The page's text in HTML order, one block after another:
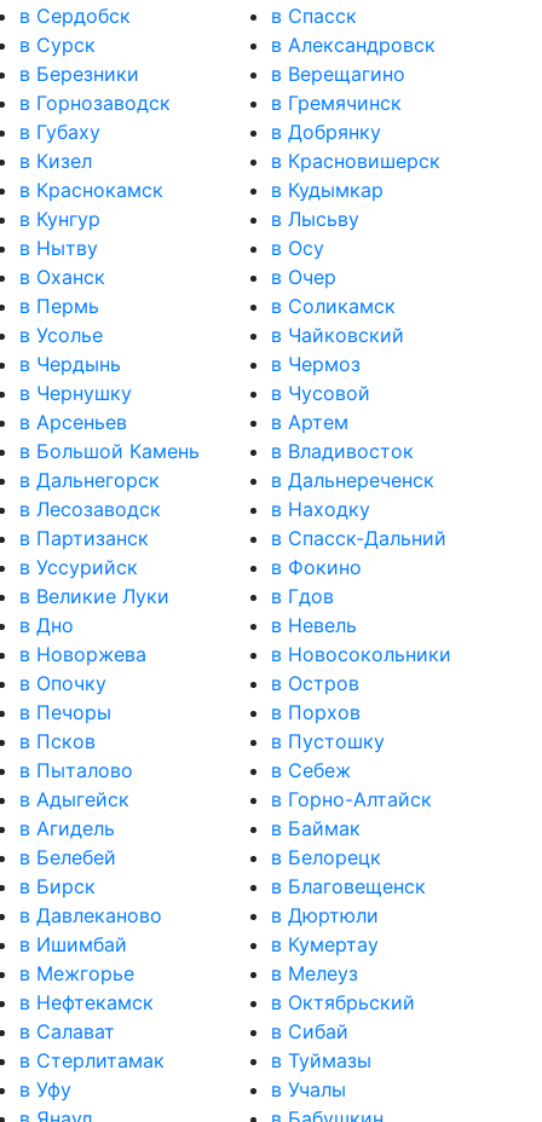
в Сердобск
в Спасск
в Сурск
в Александровск
в Березники
в Верещагино
в Горнозаводск
в Гремячинск
в Губаху
в Добрянку
в Кизел
в Красновишерск
в Краснокамск
в Кудымкар
в Кунгур
в Лысьву
в Нытву
в Осу
в Оханск
в Очер
в Пермь
в Соликамск
в Усолье
в Чайковский
в Чердынь
в Чермоз
в Чернушку
в Чусовой
в Арсеньев
в Артем
в Большой Камень
в Владивосток
в Дальнегорск
в Дальнереченск
в Лесозаводск
в Находку
в Партизанск
в Спасск-Дальний
в Уссурийск
в Фокино
в Великие Луки
в Гдов
в Дно
в Невель
в Новоржева
в Новосокольники
в Опочку
в Остров
в Печоры
в Порхов
в Псков
в Пустошку
в Пыталово
в Себеж
в Адыгейск
в Горно-Алтайск
в Агидель
в Баймак
в Белебей
в Белорецк
в Бирск
в Благовещенск
в Давлеканово
в Дюртюли
в Ишимбай
в Кумертау
в Межгорье
в Мелеуз
в Нефтекамск
в Октябрьский
в Салават
в Сибай
в Стерлитамак
в Туймазы
в Уфу
в Учалы